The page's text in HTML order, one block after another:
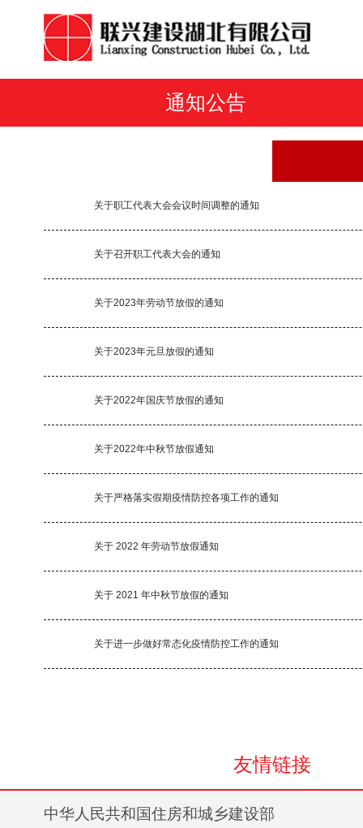
通知公告
关于职工代表大会会议时间调整的通知
关于召开职工代表大会的通知
关于2023年劳动节放假的通知
关于2023年元旦放假的通知
关于2022年国庆节放假的通知
关于2022年中秋节放假通知
关于严格落实假期疫情防控各项工作的通知
关于 2022 年劳动节放假通知
关于 2021 年中秋节放假的通知
关于进一步做好常态化疫情防控工作的通知
友情链接
中华人民共和国住房和城乡建设部